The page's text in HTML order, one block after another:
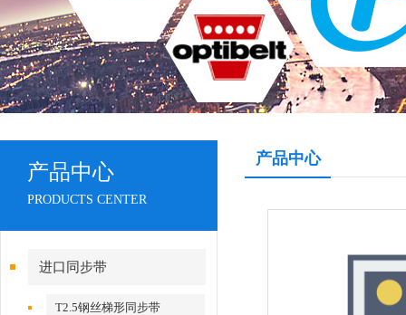
产品中心
PRODUCTS CENTER
进口同步带
T2.5钢丝梯形同步带
产品中心